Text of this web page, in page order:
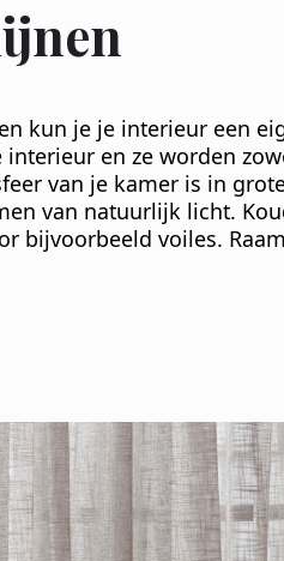
kun je je interieur een
interieur en ze worden
van je kamer is in
van natuurlijk licht.
bijvoorbeeld voiles.